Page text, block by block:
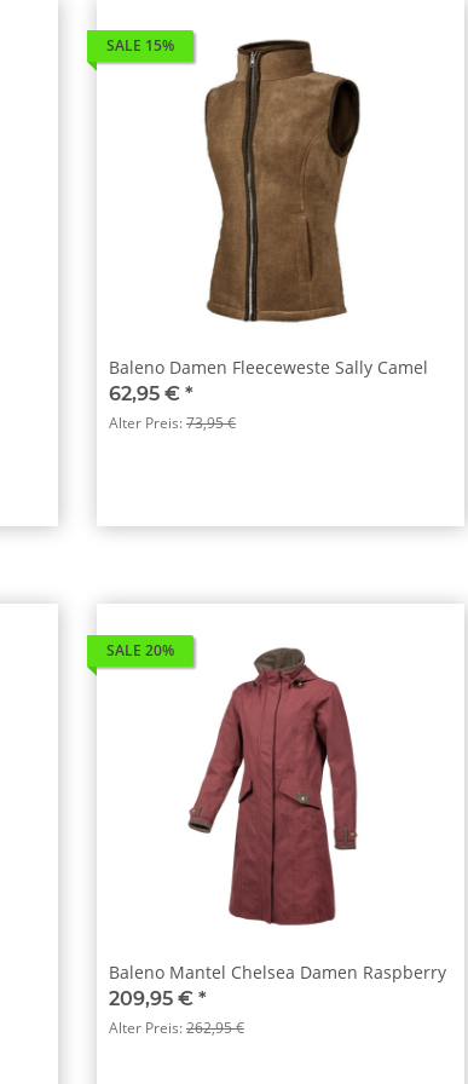
SALE 15%
Baleno Damen Fleeceweste Sally Camel
62,95 € *
Alter Preis:73,95 €
SALE 20%
Baleno Mantel Chelsea Damen Raspberry
209,95 € *
Alter Preis:262,95 €